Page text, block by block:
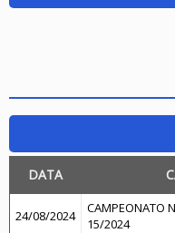
DATA
24/08/2024
CAMPEONATO
15/2024